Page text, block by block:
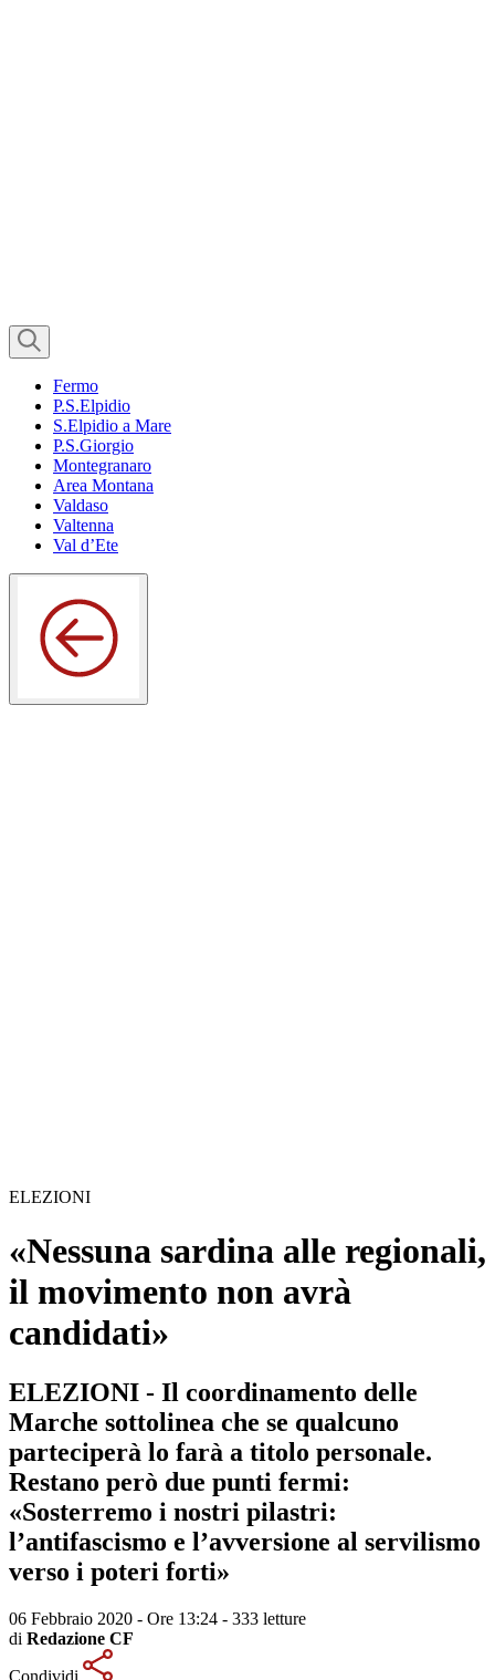
Fermo
P.S.Elpidio
S.Elpidio a Mare
P.S.Giorgio
Montegranaro
Area Montana
Valdaso
Valtenna
Val d’Ete
ELEZIONI
«Nessuna sardina alle regionali,
il movimento non avrà
candidati»
ELEZIONI - Il coordinamento delle
Marche sottolinea che se qualcuno
parteciperà lo farà a titolo personale.
Restano però due punti fermi:
«Sosterremo i nostri pilastri:
l’antifascismo e l’avversione al servilismo
verso i poteri forti»
06 Febbraio 2020 - Ore 13:24 - 333 letture
di Redazione CF
Condividi